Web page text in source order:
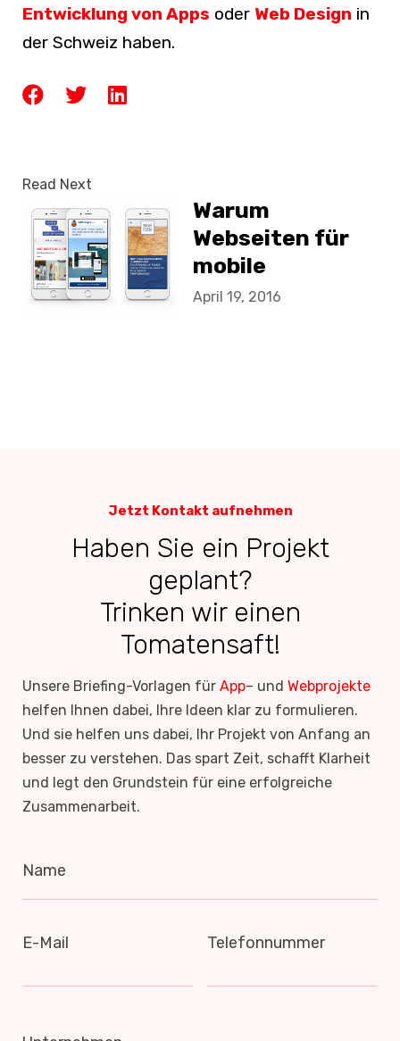
Entwicklung von Apps oder Web Design in
der Schweiz haben.
Read Next
Warum
Webseiten für
mobile
Endgeräte
April 19, 2016
Jetzt Kontakt aufnehmen
Haben Sie ein Projekt
geplant?
Trinken wir einen
Tomatensaft!
Unsere Briefing-Vorlagen für App– und Webprojekte
helfen Ihnen dabei, Ihre Ideen klar zu formulieren.
Und sie helfen uns dabei, Ihr Projekt von Anfang an
besser zu verstehen. Das spart Zeit, schafft Klarheit
und legt den Grundstein für eine erfolgreiche
Zusammenarbeit.
Name
E-Mail Telefonnummer